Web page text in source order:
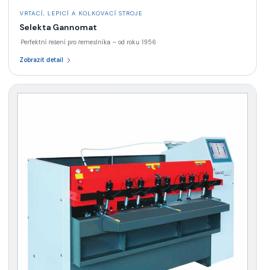
VRTACÍ, LEPICÍ A KOLKOVACÍ STROJE
Selekta Gannomat
·Perfektní řešení pro řemeslníka – od roku 1956
Zobrazit detail